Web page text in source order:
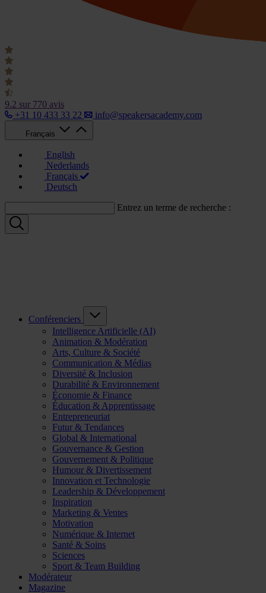
9.2 sur 770 avis
+31 10 433 33 22
info@speakersacademy.com
Français
English
Nederlands
Français
Deutsch
Entrez un terme de recherche :
Conférenciers
Intelligence Artificielle (AI)
Animation & Modération
Arts, Culture & Société
Communication & Médias
Diversité & Inclusion
Durabilité & Environnement
Économie & Finance
Éducation & Apprentissage
Entrepreneuriat
Futur & Tendances
Global & International
Gouvernance & Gestion
Gouvernement & Politique
Humour & Divertissement
Innovation et Technologie
Leadership & Développement
Inspiration
Marketing & Ventes
Motivation
Numérique & Internet
Santé & Soins
Sciences
Sport & Team Building
Modérateur
Magazine